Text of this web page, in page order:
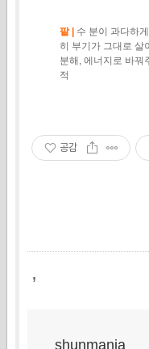
팥 | 수 분이 과다하
히 부기가 그대로 살
분해, 에너지로 바꿔
적
공감
,
shunmania